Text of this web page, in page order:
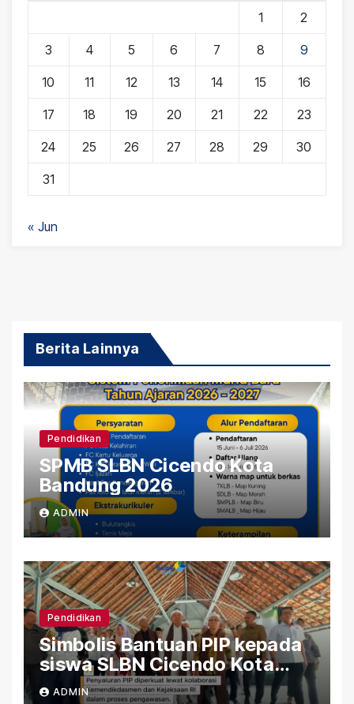
1 2
3 4 5 6 7 8 9
10 11 12 13 14 15 16
17 18 19 20 21 22 23
24 25 26 27 28 29 30
31
« Jun
Berita Lainnya
Pendidikan
SPMB SLBN Cicendo Kota
Bandung 2026
ADMIN
Pendidikan
Simbolis Bantuan PIP kepada
siswa SLBN Cicendo Kota
Bandung
ADMIN